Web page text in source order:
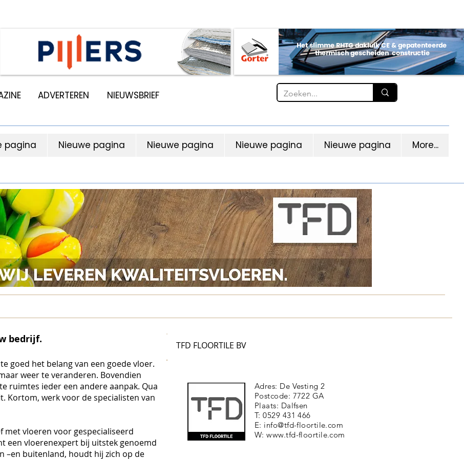
ADVERTEREN NIEUWSBRIEF
pagina Nieuwe pagina Nieuwe pagina Nieuwe pagina Nieuwe pagina More...
TFD FLOORTILE BV
Adres: De Vesting 2
Postcode: 7722 GA
Plaats: Dalfsen
T: 0529 431 466
E: info@tfd-floortile.com
W:www.tfd-floortile.com
bedrijf.
goed het belang van een goede vloer.
weer te veranderen. Bovendien
ruimtes ieder een andere aanpak. Qua
Kortom, werk voor de specialisten van
met vloeren voor gespecialiseerd
een vloerenexpert bij uitstek genoemd
–en buitenland, houdt hij zich op de